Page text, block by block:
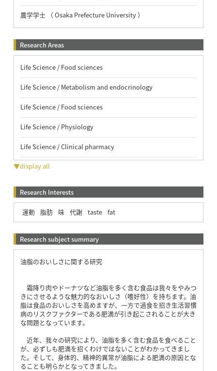
農学学士 （ Osaka Prefecture University ）
Research Areas
Life Science / Food sciences
Life Science / Metabolism and endocrinology
Life Science / Food sciences
Life Science / Physiology
Life Science / Clinical pharmacy
▼display all
Research Interests
運動 脂肪 味 代謝 taste fat
Research subject summary
油脂のおいしさに関する研究
霜降り肉やドーナツなど油脂を多く含む食品は我々をやみつ
きにさせるような魅力的なおいしさ（嗜好性）を持ちます。油
脂は食品のおいしさを高めますが、一方で過食を招き生活習慣
病のリスクファクターである肥満が引き起こされることが大き
な問題となっています。
近年、我々の研究により、油脂を多く含む食品を食べること
が、必ずしも肥満を招くわけではないことがわかってきまし
た。そして、身体的、精神的異常が油脂による肥満の原因とな
ることも明らかとなってきました。